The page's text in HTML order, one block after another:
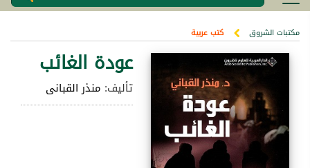
مكتبات الشروق كتب عربية
عودة الغائب
تأليف: منذر القبانى